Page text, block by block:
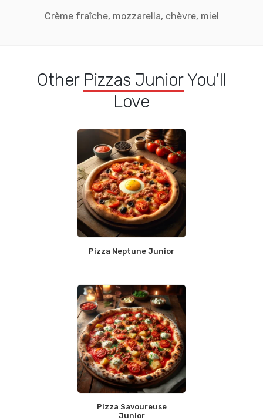
Crème fraîche, mozzarella, chèvre, miel
Other Pizzas JuniorYou'll
Love
Pizza Neptune Junior
Pizza Savoureuse
Junior